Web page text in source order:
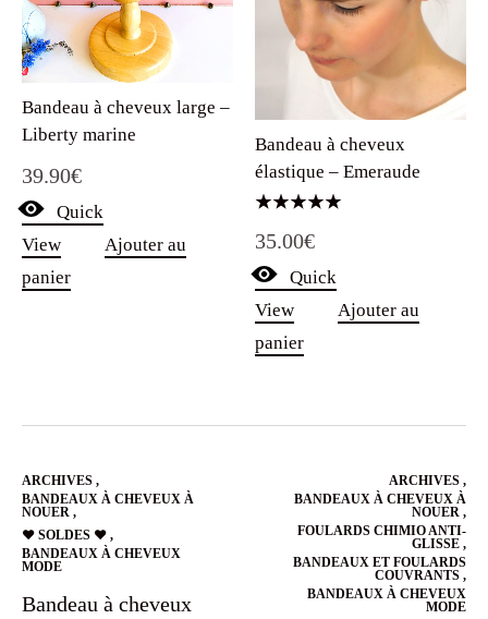
Bandeau à cheveux large –
Liberty marine
39.90€
Quick
View
Ajouter au
panier
Bandeau à cheveux
élastique – Emeraude
5.00
35.00€
Quick
View
Ajouter au
panier
ARCHIVES ,
BANDEAUX À CHEVEUX À
NOUER ,
❤️ SOLDES ❤️ ,
BANDEAUX À CHEVEUX
MODE
Bandeau à cheveux
ARCHIVES ,
BANDEAUX À CHEVEUX À
NOUER ,
FOULARDS CHIMIO ANTI-
GLISSE ,
BANDEAUX ET FOULARDS
COUVRANTS ,
BANDEAUX À CHEVEUX
MODE